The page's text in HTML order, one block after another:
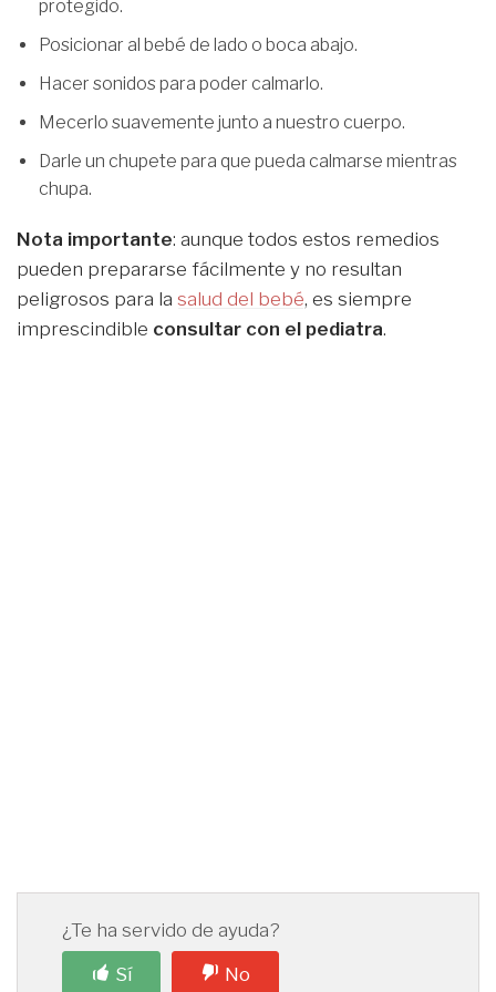
protegido.
Posicionar al bebé de lado o boca abajo.
Hacer sonidos para poder calmarlo.
Mecerlo suavemente junto a nuestro cuerpo.
Darle un chupete para que pueda calmarse mientras
chupa.
Nota importante: aunque todos estos remedios
pueden prepararse fácilmente y no resultan
peligrosos para la salud del bebé, es siempre
imprescindible consultar con el pediatra.
¿Te ha servido de ayuda?
Sí
No